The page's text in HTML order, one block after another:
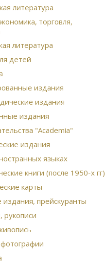
литература
торговля,
литература
детей
издания
издания
издания
"Academia"
издания
языках
книги (после 1950-х гг)
карты
прейскуранты
рукописи